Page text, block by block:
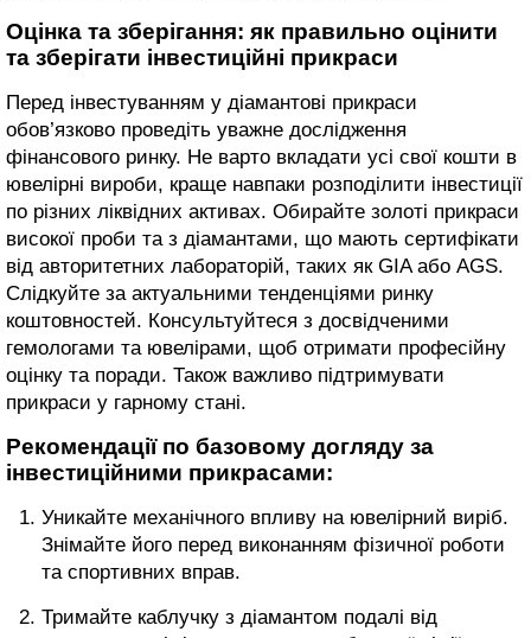
Оцінка та зберігання: як правильно оцінити
та зберігати інвестиційні прикраси
Перед інвестуванням у діамантові прикраси
обов’язково проведіть уважне дослідження
фінансового ринку. Не варто вкладати усі свої кошти в
ювелірні вироби, краще навпаки розподілити інвестиції
по різних ліквідних активах. Обирайте золоті прикраси
високої проби та з діамантами, що мають сертифікати
від авторитетних лабораторій, таких як GIA або AGS.
Слідкуйте за актуальними тенденціями ринку
коштовностей. Консультуйтеся з досвідченими
гемологами та ювелірами, щоб отримати професійну
оцінку та поради. Також важливо підтримувати
прикраси у гарному стані.
Рекомендації по базовому догляду за
інвестиційними прикрасами:
Уникайте механічного впливу на ювелірний виріб.
Знімайте його перед виконанням фізичної роботи
та спортивних вправ.
Тримайте каблучку з діамантом подалі від